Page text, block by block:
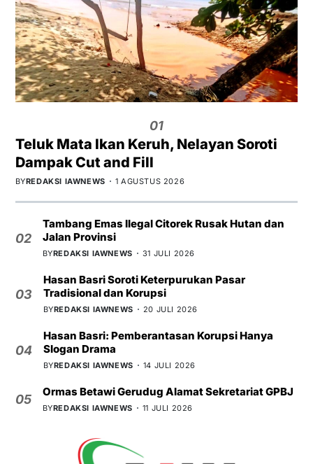
01
Teluk Mata Ikan Keruh, Nelayan Soroti
Dampak Cut and Fill
BYREDAKSI IAWNEWS 1 AGUSTUS 2026
02
Tambang Emas Ilegal Citorek Rusak Hutan dan
Jalan Provinsi
BYREDAKSI IAWNEWS 31 JULI 2026
03
Hasan Basri Soroti Keterpurukan Pasar
Tradisional dan Korupsi
BYREDAKSI IAWNEWS 20 JULI 2026
04
Hasan Basri: Pemberantasan Korupsi Hanya
Slogan Drama
BYREDAKSI IAWNEWS 14 JULI 2026
05
Ormas Betawi Gerudug Alamat Sekretariat GPBJ
BYREDAKSI IAWNEWS 11 JULI 2026